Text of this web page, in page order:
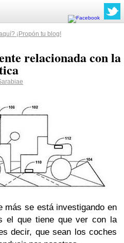
¡Propón tu blog!
relacionada con la
más se está investigando en
el que tiene que ver con la
decir, que sean los coches